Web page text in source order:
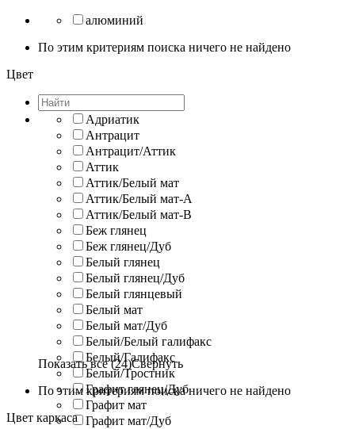
алюминий
По этим критериям поиска ничего не найдено
Цвет
Адриатик
Антрацит
Антрацит/Аттик
Аттик
Аттик/Белый мат
Аттик/Белый мат-A
Аттик/Белый мат-В
Беж глянец
Беж глянец/Дуб
Белый глянец
Белый глянец/Дуб
Белый глянцевый
Белый мат
Белый мат/Дуб
Белый/Белый галифакс
Белый/Галифакс
Белый/Тростник
Графит глянец/Дуб
Графит мат
Графит мат/Дуб
Показать все (24)Свернуть
По этим критериям поиска ничего не найдено
Цвет каркаса